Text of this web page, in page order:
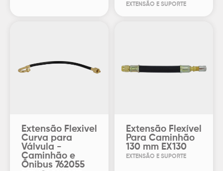
EXTENSÃO E SUPORTE
Extensão Flexivel
Curva para
Válvula -
Caminhão e
Ônibus 762055
Extensão Flexível
Para Caminhão
130 mm EX130
EXTENSÃO E SUPORTE